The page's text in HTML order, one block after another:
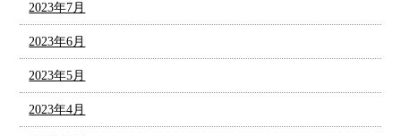
2023年7月
2023年6月
2023年5月
2023年4月